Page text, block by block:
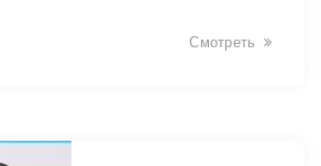
Смотреть